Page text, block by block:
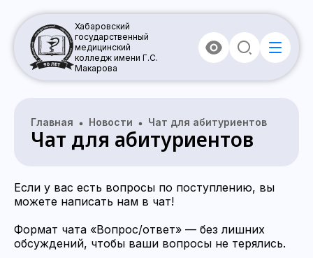
Хабаровский
государственный
медицинский
колледж имени Г.С.
Макарова
Главная Новости Чат для абитуриентов
Чат для абитуриентов
Если у вас есть вопросы по поступлению, вы
можете написать нам в чат!
Формат чата «Вопрос/ответ» — без лишних
обсуждений, чтобы ваши вопросы не терялись.